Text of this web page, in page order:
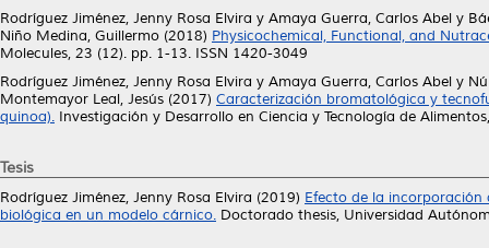
Rodríguez Jiménez, Jenny Rosa Elvira y Amaya Guerra, Carlos Abel y
Niño Medina, Guillermo (2018) Physicochemical, Functional, and
Molecules, 23 (12). pp. 1-13. ISSN 1420-3049
Rodríguez Jiménez, Jenny Rosa Elvira y Amaya Guerra, Carlos Abel y
Montemayor Leal, Jesús (2017) Caracterización bromatológica y
quinoa). Investigación y Desarrollo en Ciencia y Tecnología de
Tesis
Rodríguez Jiménez, Jenny Rosa Elvira (2019) Efecto de la incorporación
biológica en un modelo cárnico. Doctorado thesis, Universidad